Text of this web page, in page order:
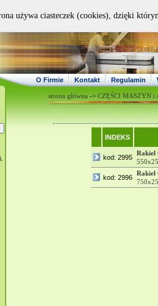
O Firmie Kontakt Regulamin
strona główna -> CZĘŚCI MASZYN i
INDEKS
kod: 2995
Rakiel
kod: 2996
Rakiel
używa ciasteczek (cookies), dzięki